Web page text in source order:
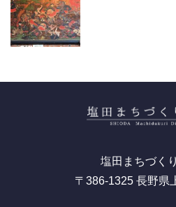
塩田まちづく
〒386-1325 長野県